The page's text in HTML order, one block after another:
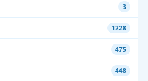
3
1228
475
448